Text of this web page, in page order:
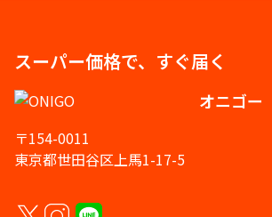
スーパー価格で、すぐ届く
オニゴー
〒154-0011
東京都世田谷区上馬1-17-5